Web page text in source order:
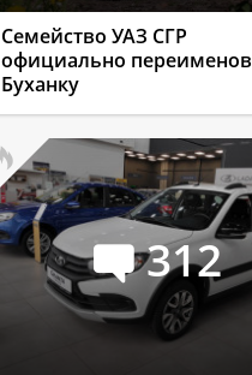
Семейство УАЗ СГР
официально
Буханку
312